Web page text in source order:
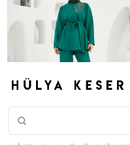
Efsun İkili Takım - Zümrüt Yeşil